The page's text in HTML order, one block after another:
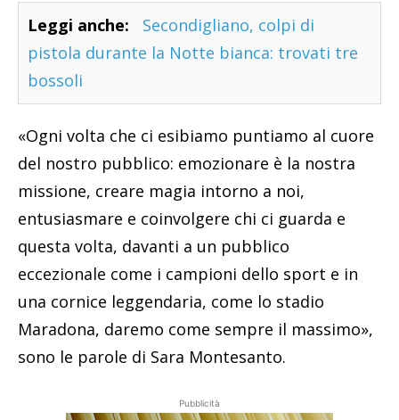
Leggi anche:
Secondigliano, colpi di
pistola durante la Notte bianca: trovati tre
bossoli
«Ogni volta che ci esibiamo puntiamo al cuore
del nostro pubblico: emozionare è la nostra
missione, creare magia intorno a noi,
entusiasmare e coinvolgere chi ci guarda e
questa volta, davanti a un pubblico
eccezionale come i campioni dello sport e in
una cornice leggendaria, come lo stadio
Maradona, daremo come sempre il massimo»,
sono le parole di Sara Montesanto.
Pubblicità